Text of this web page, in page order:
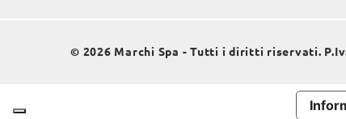
© 2026 Marchi Spa - Tutti i diritti riservati.